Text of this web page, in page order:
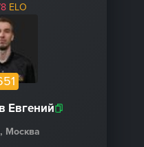
ELO
Евгений
Москва